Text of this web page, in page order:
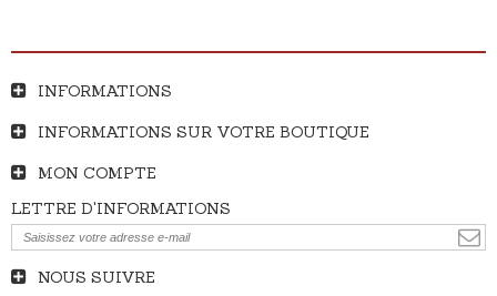
INFORMATIONS
INFORMATIONS SUR VOTRE BOUTIQUE
MON COMPTE
LETTRE D'INFORMATIONS
NOUS SUIVRE